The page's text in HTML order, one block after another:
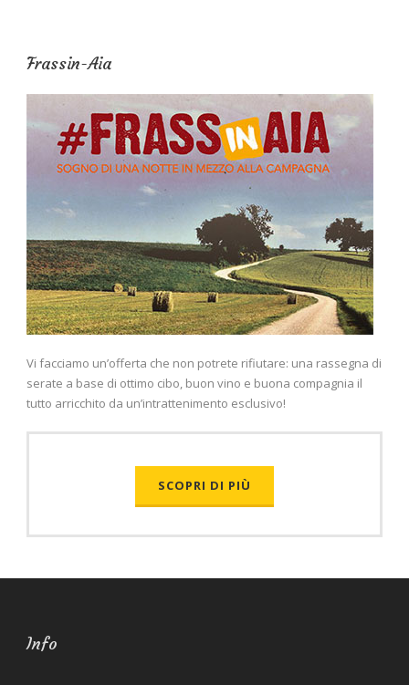
Frassin-Aia
Vi facciamo un’offerta che non potrete rifiutare: una rassegna di
serate a base di ottimo cibo, buon vino e buona compagnia il
tutto arricchito da un’intrattenimento esclusivo!
SCOPRI DI PIÙ
Info